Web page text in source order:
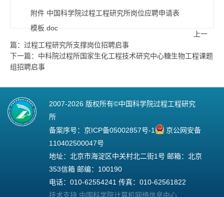
附件 中国科学院过程工程研究所岗位应聘申请表
模板.doc
上一
篇：过程工程研究所支撑岗位招聘启事
下一篇：中科院过程所国家生化工程技术研究中心糖生物工程课题
组招聘启事
2007-2026 版权所有©中国科学院过程工程研究
所
备案序号： 京ICP备05002857号-1
京公网安备
110402500047号
地址：北京市海淀区中关村北二街1号 邮箱：北京
353信箱 邮编：100190
电话：010-62554241 传真：010-62561822
技术支持 中国科学院计算机网络信息中心